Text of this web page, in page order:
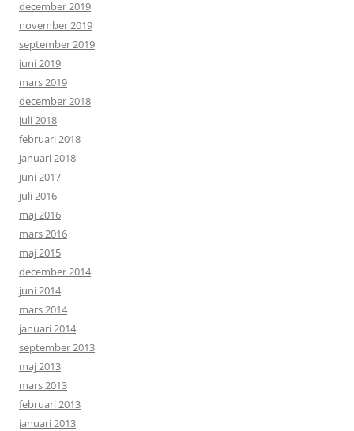
december 2019
november 2019
september 2019
juni 2019
mars 2019
december 2018
juli 2018
februari 2018
januari 2018
juni 2017
juli 2016
maj 2016
mars 2016
maj 2015
december 2014
juni 2014
mars 2014
januari 2014
september 2013
maj 2013
mars 2013
februari 2013
januari 2013